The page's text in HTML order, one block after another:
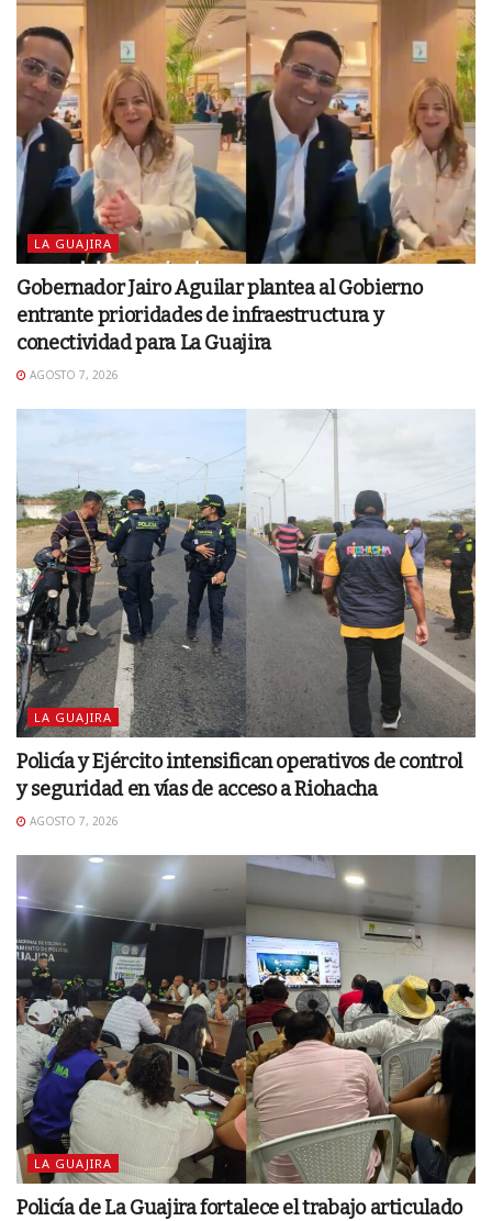
LA GUAJIRA
Gobernador Jairo Aguilar plantea al Gobierno
entrante prioridades de infraestructura y
conectividad para La Guajira
AGOSTO 7, 2026
LA GUAJIRA
Policía y Ejército intensifican operativos de control
y seguridad en vías de acceso a Riohacha
AGOSTO 7, 2026
LA GUAJIRA
Policía de La Guajira fortalece el trabajo articulado